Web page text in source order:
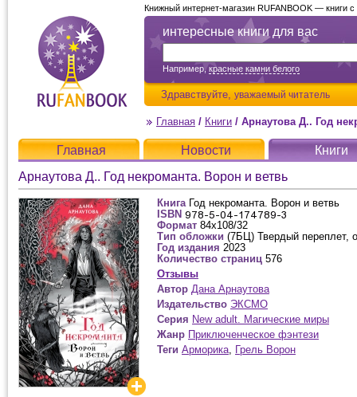
интересные книги для вас
Например,красные камни белого
Здравствуйте, уважаемый читатель
Книжный интернет-магазин RUFANBOOK — книги
Главная / Книги / Арнаутова Д.. Год
Главная Новости
Книги
Арнаутова Д.. Год некроманта. Ворон и ветвь
Книга Год некроманта. Ворон и ветвь
ISBN
Формат 84x108/32
Тип обложки (7БЦ) Твердый переплет,
Год издания 2023
Количество страниц 576
Отзывы
Автор Дана Арнаутова
Издательство ЭКСМО
Серия New adult. Магические миры
Жанр Приключенческое фэнтези
Теги Арморика, Грель Ворон